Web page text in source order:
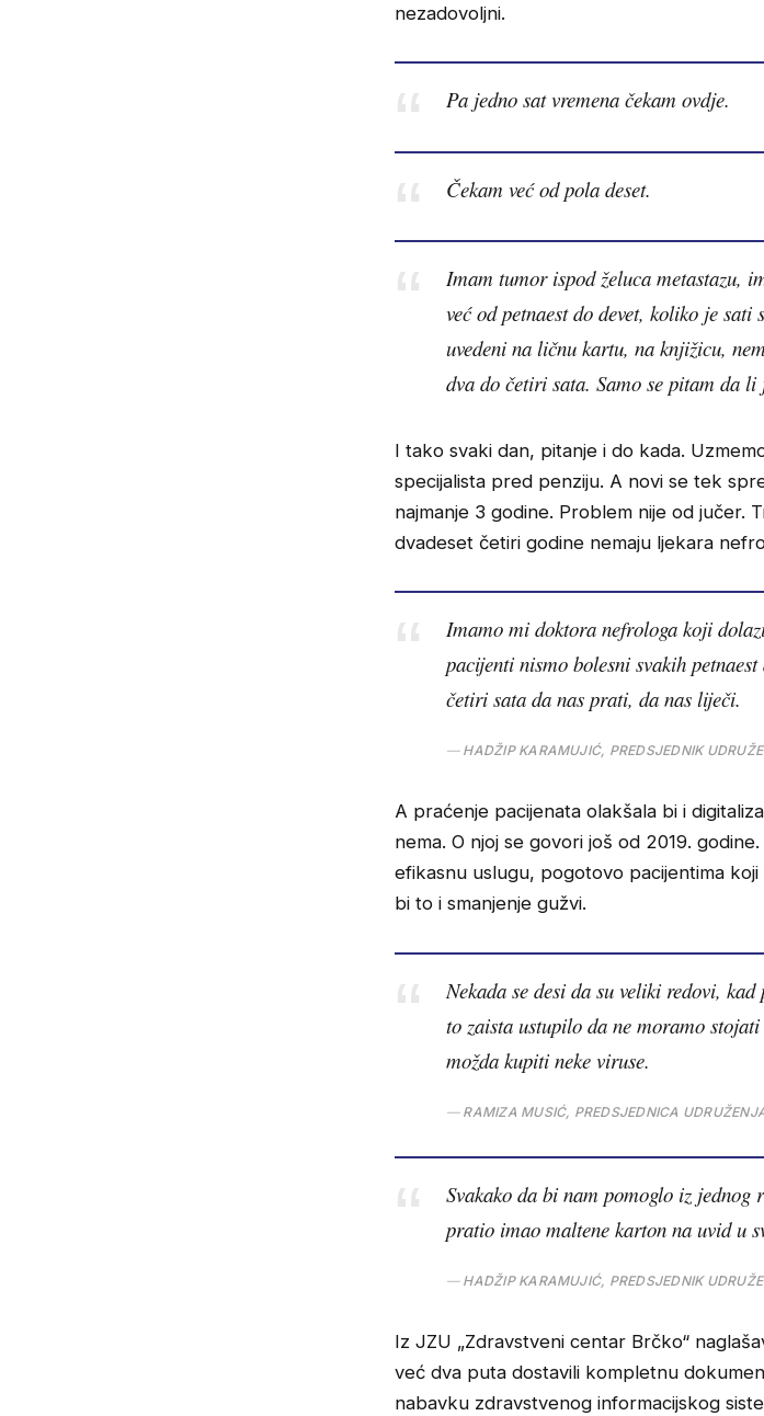
nezadovoljni.
Pa jedno sat vremena čekam ovdje.
Čekam već od pola deset.
Imam tumor ispod želuca metastazu,
već od petnaest do devet, koliko je
uvedeni na ličnu kartu, na knjižicu,
dva do četiri sata. Samo se pitam da
I tako svaki dan, pitanje i do kada.
specijalista pred penziju. A novi se tek
najmanje 3 godine. Problem nije od jučer.
dvadeset četiri godine nemaju ljekara
Imamo mi doktora nefrologa koji
pacijenti nismo bolesni svakih
četiri sata da nas prati, da nas liječi.
HADŽIP KARAMUJIĆ, PREDSJEDNIK
A praćenje pacijenata olakšala bi i
nema. O njoj se govori još od 2019.
efikasnu uslugu, pogotovo pacijentima
bi to i smanjenje gužvi.
Nekada se desi da su veliki redovi,
to zaista ustupilo da ne moramo
možda kupiti neke viruse.
RAMIZA MUSIĆ, PREDSJEDNICA
Svakako da bi nam pomoglo iz
pratio imao maltene karton na uvid u
HADŽIP KARAMUJIĆ, PREDSJEDNIK
Iz JZU „Zdravstveni centar Brčko“
već dva puta dostavili kompletnu
nabavku zdravstvenog informacijskog